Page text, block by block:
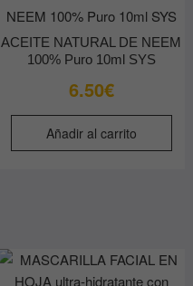
ACEITE NATURAL DE NEEM
100% Puro 10ml SYS
6.50€
Añadir al carrito